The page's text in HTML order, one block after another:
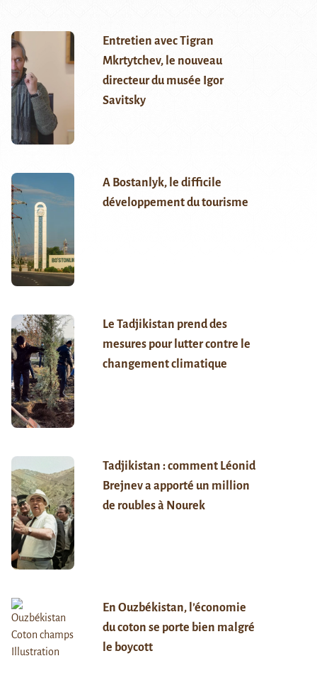
Entretien avec Tigran
Mkrtytchev, le nouveau
directeur du musée Igor
Savitsky
A Bostanlyk, le difficile
développement du tourisme
Le Tadjikistan prend des
mesures pour lutter contre le
changement climatique
Tadjikistan : comment Léonid
Brejnev a apporté un million
de roubles à Nourek
En Ouzbékistan, l’économie
du coton se porte bien malgré
le boycott